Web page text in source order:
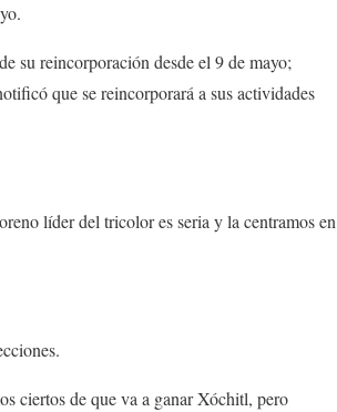
su reincorporación desde el 9 de mayo;
que se reincorporará a sus actividades
líder del tricolor es seria y la centramos en
ciertos de que va a ganar Xóchitl, pero